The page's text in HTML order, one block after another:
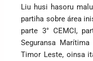
Liu husi hasoru
partiha sobre área
parte 3° CEMCI,
Seguransa
Timor Leste, oinsa